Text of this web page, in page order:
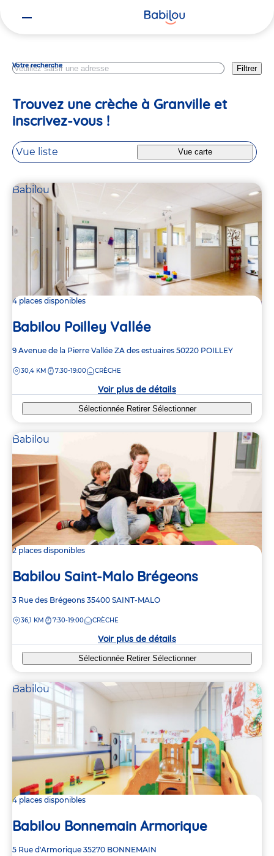
Votre recherche Filtrer
Trouvez une crèche à Granville et
inscrivez-vous !
Vue liste Vue carte
Babilou
4 places disponibles
Babilou Poilley Vallée
Adresse
la
9 Avenue de la Pierre Vallée ZA des estuaires 50220 POILLEY
DISTANCE
30,4 KM 7:30-19:00 CRÈCHE
Voir plus de détails
Sélectionnée Retirer Sélectionner
Babilou
2 places disponibles
Babilou Saint-Malo Brégeons
Adresse
la
3 Rue des Brégeons 35400 SAINT-MALO
DISTANCE
36,1 KM 7:30-19:00 CRÈCHE
Voir plus de détails
Sélectionnée Retirer Sélectionner
Babilou
4 places disponibles
Babilou Bonnemain Armorique
Adresse
5 Rue d'Armorique 35270 BONNEMAIN